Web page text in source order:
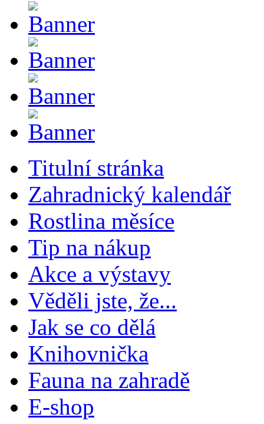
Titulní stránka
Zahradnický kalendář
Rostlina měsíce
Tip na nákup
Akce a výstavy
Věděli jste, že...
Jak se co dělá
Knihovnička
Fauna na zahradě
E-shop